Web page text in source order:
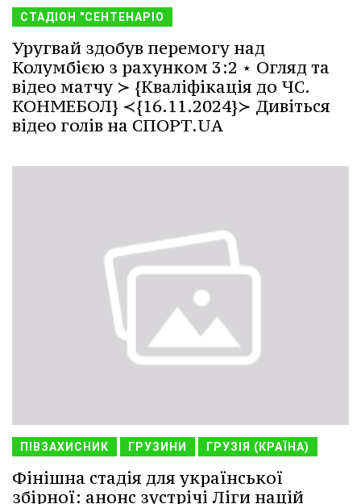
СТАДІОН "СЕНТЕНАРІО
Уругвай здобув перемогу над
Колумбією з рахунком 3:2 ⋆ Огляд та
відео матчу ≻ {Кваліфікація до ЧС.
КОНМЕБОЛ} ≺{16.11.2024}≻ Дивіться
відео голів на СПОРТ.UA
ПІВЗАХИСНИК ГРУЗИНИ ГРУЗІЯ (КРАЇНА)
Фінішна стадія для української
збірної: анонс зустрічі Ліги націй